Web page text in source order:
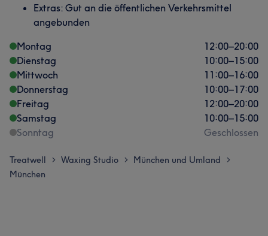
Extras: Gut an die öffentlichen Verkehrsmittel
angebunden
Montag
12:00–20:00
Dienstag
10:00–15:00
Mittwoch
11:00–16:00
Donnerstag
10:00–17:00
Freitag
12:00–20:00
Samstag
10:00–15:00
Sonntag
Geschlossen
Treatwell > Waxing Studio > München und Umland >
München